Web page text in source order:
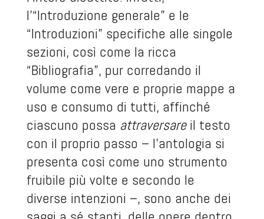
l’“Introduzione generale” e le
“Introduzioni” specifiche alle singole
sezioni, così come la ricca
“Bibliografia”, pur corredando il
volume come vere e proprie mappe a
uso e consumo di tutti, affinché
ciascuno possa attraversareil testo
con il proprio passo – l’antologia si
presenta così come uno strumento
fruibile più volte e secondo le
diverse intenzioni –, sono anche dei